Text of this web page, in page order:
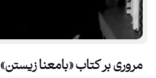
مروری بر کتاب «بامعنا زیستن»